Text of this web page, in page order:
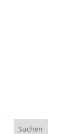
Suchen